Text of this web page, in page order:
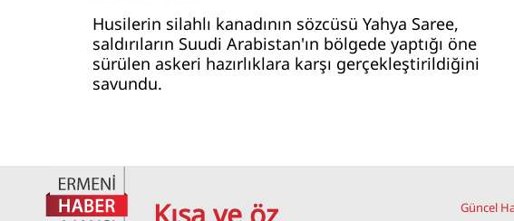
Husilerin silahlı kanadının sözcüsü Yahya Saree,
saldırıların Suudi Arabistan'ın bölgede yaptığı öne
sürülen askeri hazırlıklara karşı gerçekleştirildiğini
savundu.
Güncel